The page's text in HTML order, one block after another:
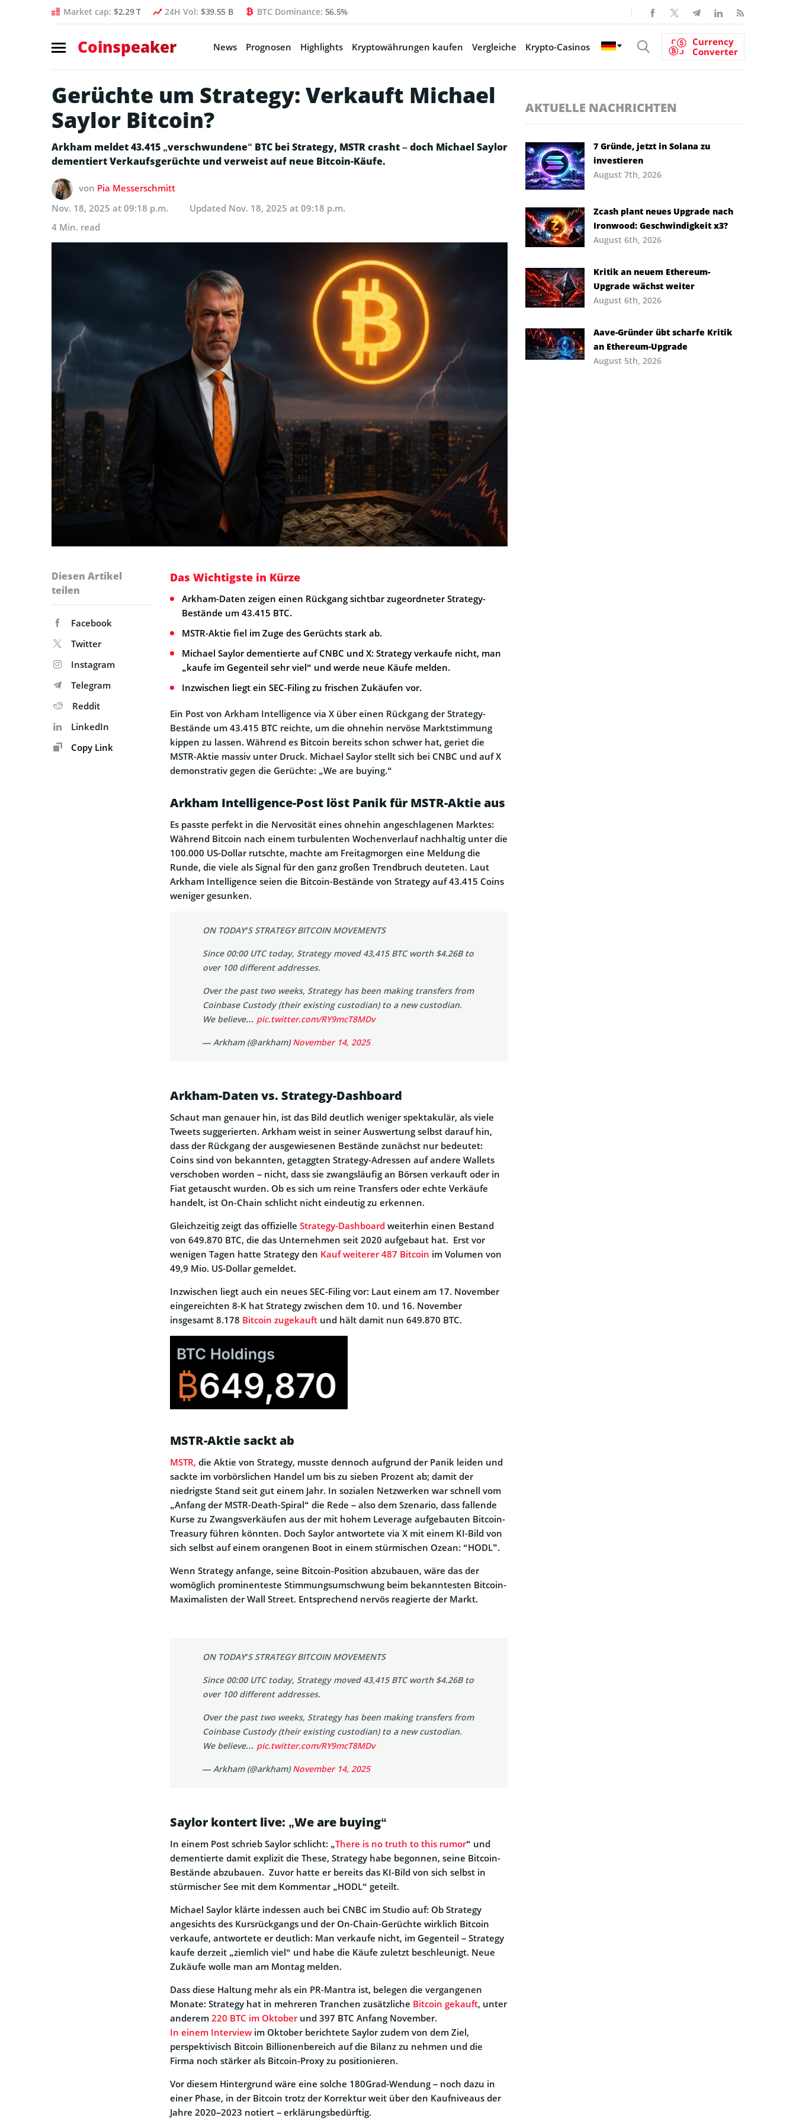
Market cap: $2.29 T 24H Vol: $39.55 B BTC Dominance: 56.5%
Coinspeaker News Prognosen Highlights Kryptowährungen kaufen Vergleiche Krypto-Casinos
Currency
Converter
Gerüchte um Strategy: Verkauft Michael
Saylor Bitcoin?
Arkham meldet 43.415 „verschwundene“ BTC bei Strategy, MSTR crasht – doch Michael Saylor
dementiert Verkaufsgerüchte und verweist auf neue Bitcoin-Käufe.
von Pia Messerschmitt
Nov. 18, 2025 at 09:18 p.m.
Updated Nov. 18, 2025 at 09:18 p.m.
4 Min. read
Diesen Artikel
teilen
Facebook
Twitter
Instagram
Telegram
Reddit
LinkedIn
Copy Link
Das Wichtigste in Kürze
Arkham-Daten zeigen einen Rückgang sichtbar zugeordneter Strategy-
Bestände um 43.415 BTC.
MSTR-Aktie fiel im Zuge des Gerüchts stark ab.
Michael Saylor dementierte auf CNBC und X: Strategy verkaufe nicht, man
„kaufe im Gegenteil sehr viel“ und werde neue Käufe melden.
Inzwischen liegt ein SEC-Filing zu frischen Zukäufen vor.
Ein Post von Arkham Intelligence via X über einen Rückgang der Strategy-
Bestände um 43.415 BTC reichte, um die ohnehin nervöse Marktstimmung
kippen zu lassen. Während es Bitcoin bereits schon schwer hat, geriet die
MSTR-Aktie massiv unter Druck. Michael Saylor stellt sich bei CNBC und auf X
demonstrativ gegen die Gerüchte: „We are buying.“
Arkham Intelligence-Post löst Panik für MSTR-Aktie aus
Es passte perfekt in die Nervosität eines ohnehin angeschlagenen Marktes:
Während Bitcoin nach einem turbulenten Wochenverlauf nachhaltig unter die
100.000 US-Dollar rutschte, machte am Freitagmorgen eine Meldung die
Runde, die viele als Signal für den ganz großen Trendbruch deuteten. Laut
Arkham Intelligence seien die Bitcoin-Bestände von Strategy auf 43.415 Coins
weniger gesunken.
ON TODAY’S STRATEGY BITCOIN MOVEMENTS
Since 00:00 UTC today, Strategy moved 43,415 BTC worth $4.26B to
over 100 different addresses.
Over the past two weeks, Strategy has been making transfers from
Coinbase Custody (their existing custodian) to a new custodian.
We believe… pic.twitter.com/RY9mcT8MDv
— Arkham (@arkham)November 14, 2025
Arkham-Daten vs. Strategy-Dashboard
Schaut man genauer hin, ist das Bild deutlich weniger spektakulär, als viele
Tweets suggerierten. Arkham weist in seiner Auswertung selbst darauf hin,
dass der Rückgang der ausgewiesenen Bestände zunächst nur bedeutet:
Coins sind von bekannten, getaggten Strategy-Adressen auf andere Wallets
verschoben worden – nicht, dass sie zwangsläufig an Börsen verkauft oder in
Fiat getauscht wurden. Ob es sich um reine Transfers oder echte Verkäufe
handelt, ist On-Chain schlicht nicht eindeutig zu erkennen.
Gleichzeitig zeigt das offizielle Strategy-Dashboard weiterhin einen Bestand
von 649.870 BTC, die das Unternehmen seit 2020 aufgebaut hat. Erst vor
wenigen Tagen hatte Strategy den Kauf weiterer 487 Bitcoin im Volumen von
49,9 Mio. US-Dollar gemeldet.
Inzwischen liegt auch ein neues SEC-Filing vor: Laut einem am 17. November
eingereichten 8-K hat Strategy zwischen dem 10. und 16. November
insgesamt 8.178 Bitcoin zugekauft und hält damit nun 649.870 BTC.
MSTR-Aktie sackt ab
MSTR, die Aktie von Strategy, musste dennoch aufgrund der Panik leiden und
sackte im vorbörslichen Handel um bis zu sieben Prozent ab; damit der
niedrigste Stand seit gut einem Jahr. In sozialen Netzwerken war schnell vom
„Anfang der MSTR-Death-Spiral“ die Rede – also dem Szenario, dass fallende
Kurse zu Zwangsverkäufen aus der mit hohem Leverage aufgebauten Bitcoin-
Treasury führen könnten. Doch Saylor antwortete via X mit einem KI-Bild von
sich selbst auf einem orangenen Boot in einem stürmischen Ozean: “HODL”.
Wenn Strategy anfange, seine Bitcoin-Position abzubauen, wäre das der
womöglich prominenteste Stimmungsumschwung beim bekanntesten Bitcoin-
Maximalisten der Wall Street. Entsprechend nervös reagierte der Markt.
ON TODAY’S STRATEGY BITCOIN MOVEMENTS
Since 00:00 UTC today, Strategy moved 43,415 BTC worth $4.26B to
over 100 different addresses.
Over the past two weeks, Strategy has been making transfers from
Coinbase Custody (their existing custodian) to a new custodian.
We believe… pic.twitter.com/RY9mcT8MDv
— Arkham (@arkham)November 14, 2025
Saylor kontert live: „We are buying“
In einem Post schrieb Saylor schlicht: „There is no truth to this rumor“ und
dementierte damit explizit die These, Strategy habe begonnen, seine Bitcoin-
Bestände abzubauen. Zuvor hatte er bereits das KI-Bild von sich selbst in
stürmischer See mit dem Kommentar „HODL“ geteilt.
Michael Saylor klärte indessen auch bei CNBC im Studio auf: Ob Strategy
angesichts des Kursrückgangs und der On-Chain-Gerüchte wirklich Bitcoin
verkaufe, antwortete er deutlich: Man verkaufe nicht, im Gegenteil – Strategy
kaufe derzeit „ziemlich viel“ und habe die Käufe zuletzt beschleunigt. Neue
Zukäufe wolle man am Montag melden.
Dass diese Haltung mehr als ein PR-Mantra ist, belegen die vergangenen
Monate: Strategy hat in mehreren Tranchen zusätzliche Bitcoin gekauft, unter
anderem 220 BTC im Oktoberund 397 BTC Anfang November.
In einem Interview im Oktober berichtete Saylor zudem von dem Ziel,
perspektivisch Bitcoin Billionenbereich auf die Bilanz zu nehmen und die
Firma noch stärker als Bitcoin-Proxy zu positionieren.
Vor diesem Hintergrund wäre eine solche 180Grad-Wendung – noch dazu in
einer Phase, in der Bitcoin trotz der Korrektur weit über den Kaufniveaus der
Jahre 2020–2023 notiert – erklärungsbedürftig.
AKTUELLE NACHRICHTEN
7 Gründe, jetzt in Solana zu
investieren
August 7th, 2026
Zcash plant neues Upgrade nach
Ironwood: Geschwindigkeit x3?
August 6th, 2026
Kritik an neuem Ethereum-
Upgrade wächst weiter
August 6th, 2026
Aave-Gründer übt scharfe Kritik
an Ethereum-Upgrade
August 5th, 2026